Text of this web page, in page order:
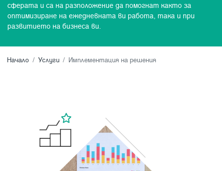
сферата и са на разположение да помогнат както за
оптимизиране на ежедневната ви работа, така и при
развитието на бизнеса ви.
Начало Услуги Имплементация на решения